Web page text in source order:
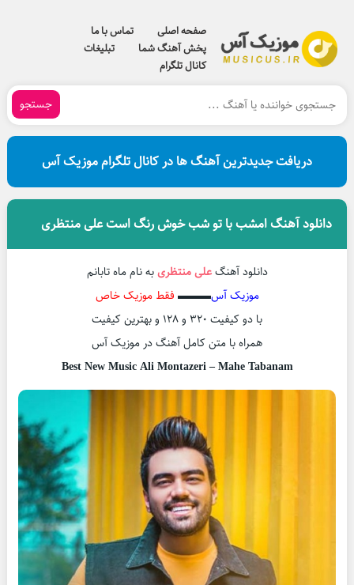
صفحه اصلی
تماس با ما
پخش آهنگ شما
تبلیغات
کانال تلگرام
جستجو
دریافت جدیدترین آهنگ ها در کانال تلگرام موزیک آس
دانلود آهنگ امشب با تو شب خوش رنگ است علی منتظری
دانلود آهنگعلی منتظریبه نام ماه تابانم
موزیک آس▬▬▬ فقط موزیک خاص
با دو کیفیت ۳۲۰ و ۱۲۸ و بهترین کیفیت
همراه با متن کامل آهنگ در موزیک آس
Best New Music Ali Montazeri – Mahe Tabanam